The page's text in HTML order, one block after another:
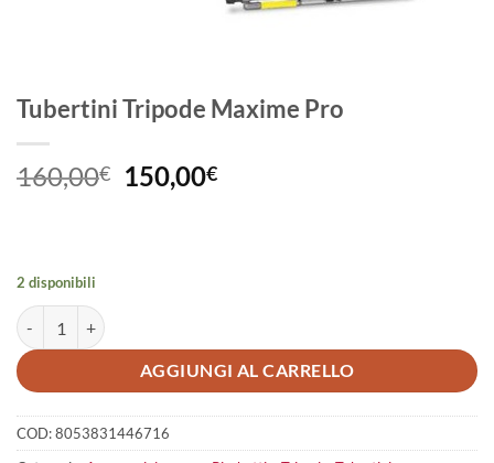
Tubertini Tripode Maxime Pro
160,00€
Il
prezzo
150,00€Il
2 disponibili
Tubertini Tripode Maxime Pro quantità
AGGIUNGI AL CARRELLO
COD:8053831446716